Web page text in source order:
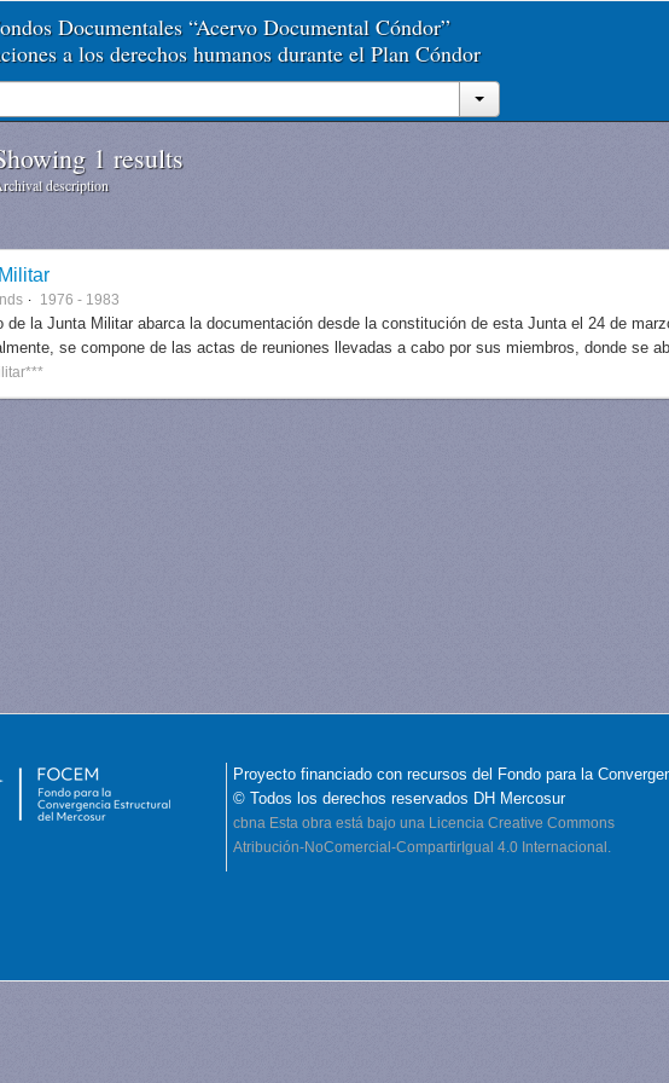
Documentales “Acervo Documental Cóndor”
a los derechos humanos durante el Plan Cóndor
1 results
description
1976 - 1983
de la Junta Militar abarca la documentación desde la constitución de esta Junta el 24 de
se compone de las actas de reuniones llevadas a cabo por sus miembros, donde se
Proyecto financiado con recursos del Fondo para la
© Todos los derechos reservados DH Mercosur
cbna Esta obra está bajo una Licencia Creative Commons
Atribución-NoComercial-CompartirIgual 4.0 Internacional.